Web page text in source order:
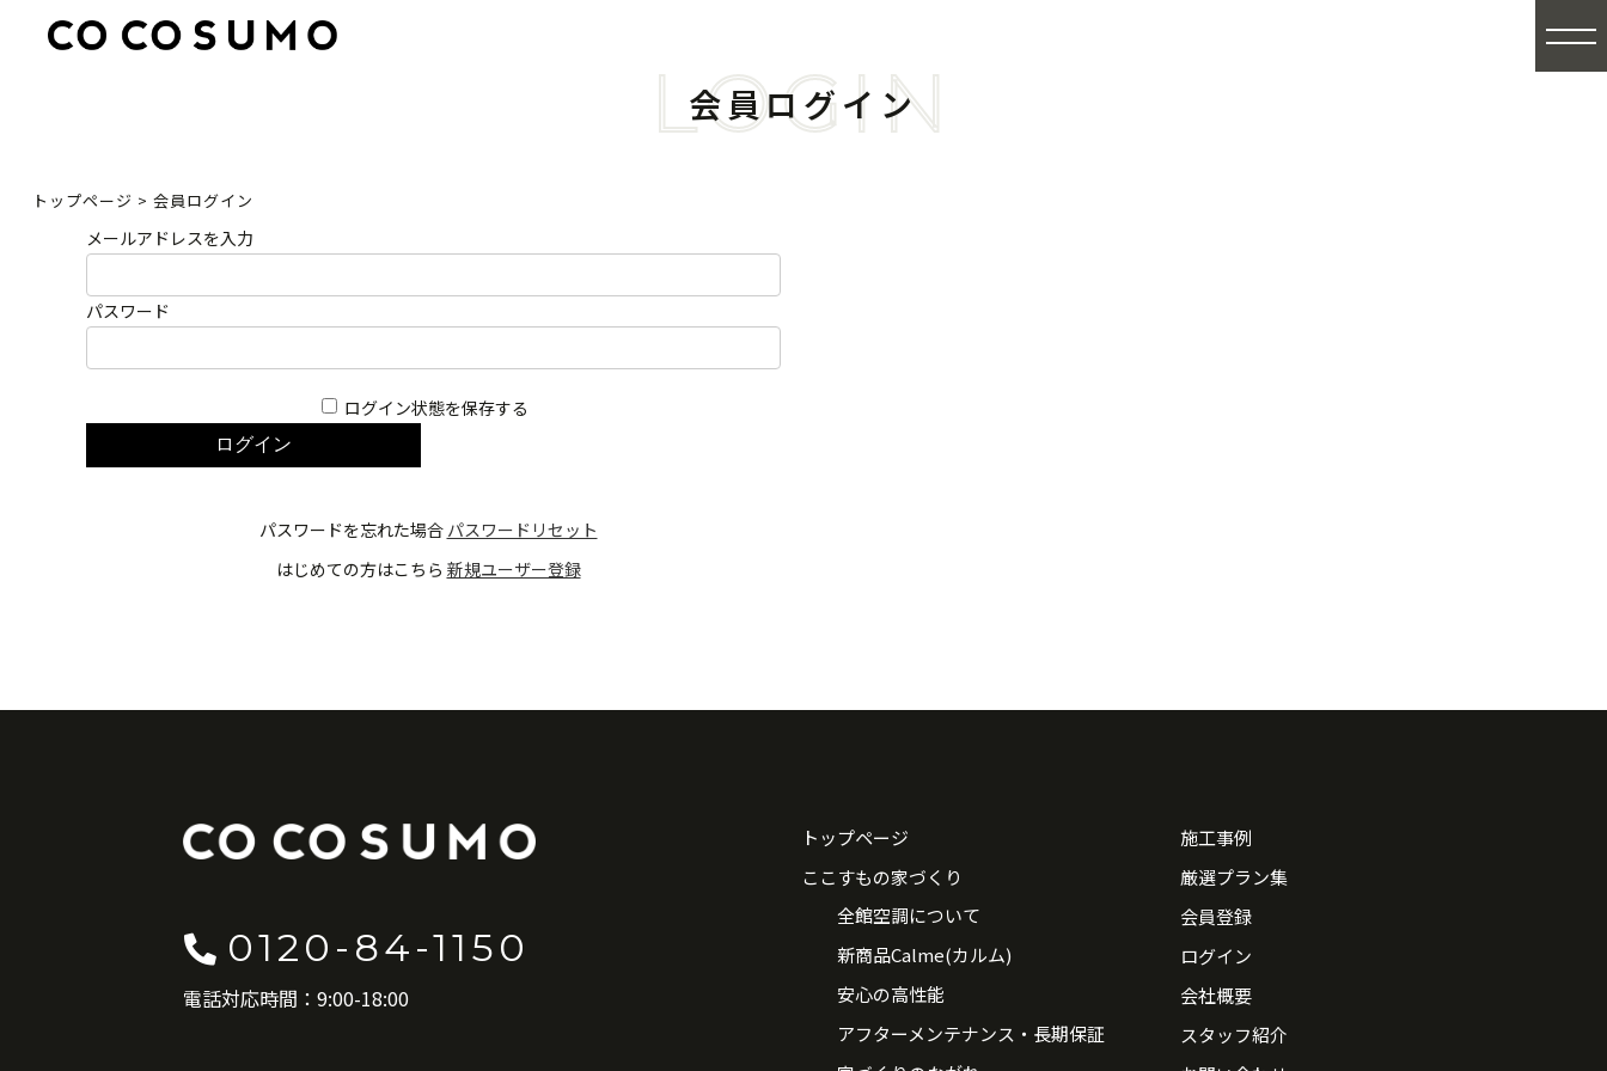
LOGIN
会員ログイン
トップページ > 会員ログイン
メールアドレスを入力
パスワード
ログイン状態を保存する
パスワードを忘れた場合 パスワードリセット
はじめての方はこちら 新規ユーザー登録
0120-84-1150
電話対応時間：9:00-18:00
トップページ
ここすもの家づくり
全館空調について
新商品Calme(カルム)
安心の高性能
アフターメンテナンス・長期保証
施工事例
厳選プラン集
会員登録
ログイン
会社概要
スタッフ紹介